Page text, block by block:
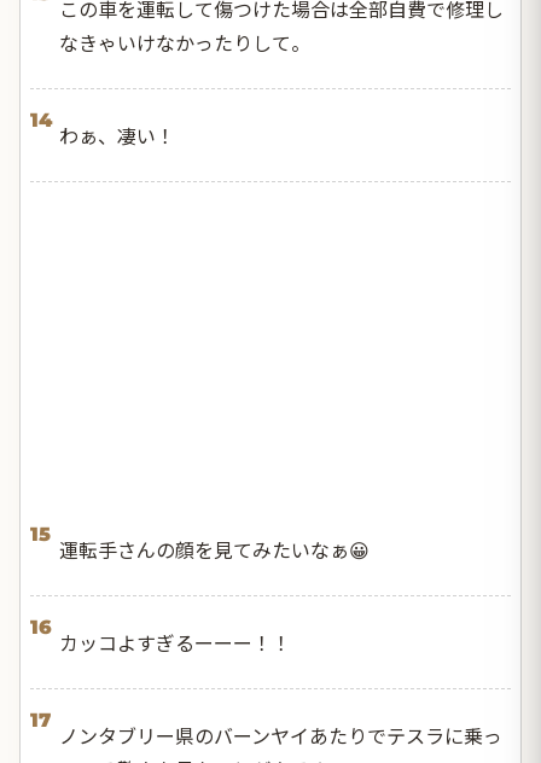
この車を運転して傷つけた場合は全部自費で修理し
なきゃいけなかったりして。
14
わぁ、凄い！
15
運転手さんの顔を見てみたいなぁ😀
16
カッコよすぎるーーー！！
17
ノンタブリー県のバーンヤイあたりでテスラに乗っ